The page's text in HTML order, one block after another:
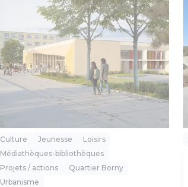
Culture Jeunesse
Loisirs
Médiathèques-bibliothèques
Projets / actions
Quartier Borny
Urbanisme